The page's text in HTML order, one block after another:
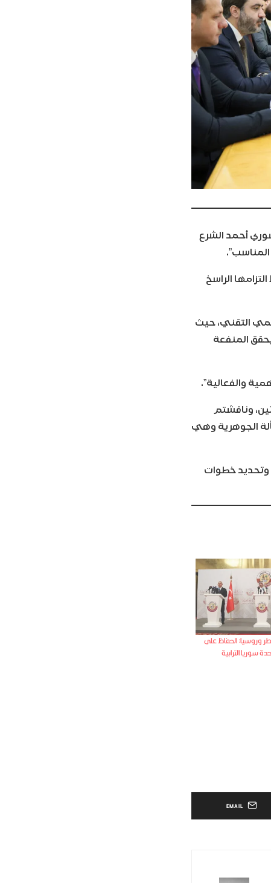
أحمد الشرع
الراسخ
التقني، حيث
المنفعة
والفعالية”.
وناقشتم
الجوهرية وهي
وتحديد خطوات
وروسيا: الحفاظ على
سوريا الترابية
EMAIL